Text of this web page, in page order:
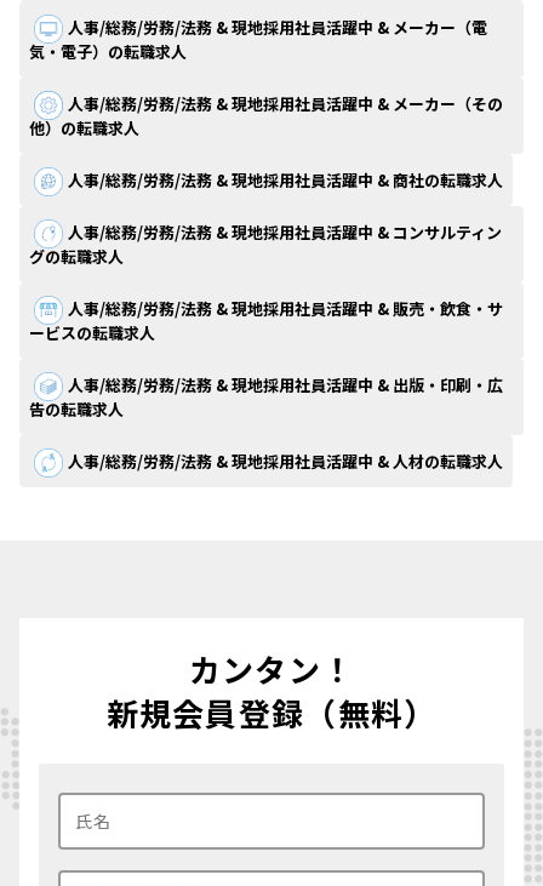
人事/総務/労務/法務 & 現地採用社員活躍中 & メーカー（電
気・電子）の転職求人
人事/総務/労務/法務 & 現地採用社員活躍中 & メーカー（その
他）の転職求人
人事/総務/労務/法務 & 現地採用社員活躍中 & 商社の転職求人
人事/総務/労務/法務 & 現地採用社員活躍中 & コンサルティン
グの転職求人
人事/総務/労務/法務 & 現地採用社員活躍中 & 販売・飲食・サ
ービスの転職求人
人事/総務/労務/法務 & 現地採用社員活躍中 & 出版・印刷・広
告の転職求人
人事/総務/労務/法務 & 現地採用社員活躍中 & 人材の転職求人
カンタン！
新規会員登録（無料）